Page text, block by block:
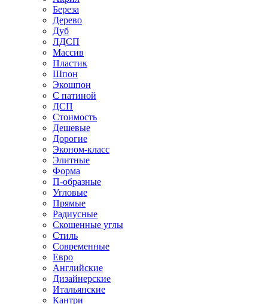
Береза
Дерево
Дуб
ЛДСП
Массив
Пластик
Шпон
Экошпон
С патиной
ДСП
Стоимость
Дешевые
Дорогие
Эконом-класс
Элитные
Форма
П-образные
Угловые
Прямые
Радиусные
Скошенные углы
Стиль
Современные
Евро
Английские
Дизайнерские
Итальянские
Кантри